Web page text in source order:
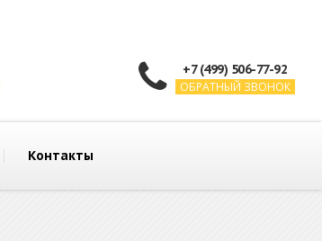
+7 (499) 506-77-92
ОБРАТНЫЙ ЗВОНОК
Контакты